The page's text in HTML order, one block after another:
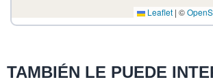
Leaflet | ©
TAMBIÉN LE PUEDE